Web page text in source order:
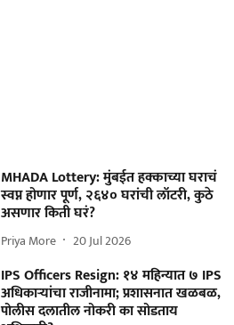
MHADA Lottery: मुंबईत हक्काच्या घराचं
स्वप्न होणार पूर्ण, २६४० घरांची लॉटरी, कुठे
असणार किती घरं?
Priya More 20 Jul 2026
IPS Officers Resign: १४ महिन्यात ७ IPS
अधिकाऱ्यांचा राजीनामा; प्रशासनात खळबळ,
पोलीस दलातील नोकरी का सोडताय